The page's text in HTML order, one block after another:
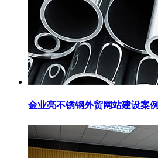
金业亮不锈钢外贸网站建设案例